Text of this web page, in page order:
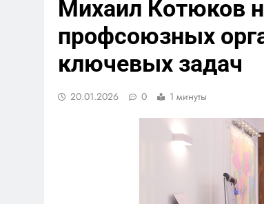
Михаил Котюков
профсоюзных
ключевых задач
20.01.2026 0 1 минуты